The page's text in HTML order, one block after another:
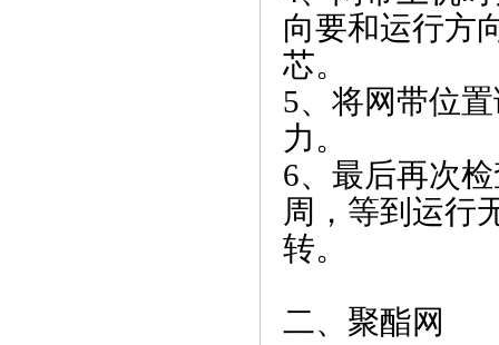
向要和运行方
芯。
5、将网带位
力。
6、最后再次
周，等到运行
转。
二、聚酯网